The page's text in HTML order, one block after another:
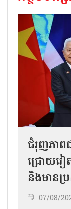
ជំរុញភាព
ជ្រោយវៀ
និងមានប្
07/08/